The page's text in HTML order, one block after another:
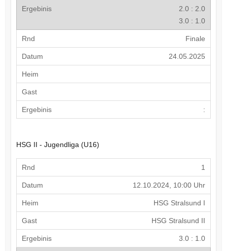
2.0 : 2.0
3.0 : 1.0
Finale
24.05.2025
:
HSG II - Jugendliga (U16)
1
12.10.2024, 10:00 Uhr
HSG Stralsund I
HSG Stralsund II
3.0 : 1.0